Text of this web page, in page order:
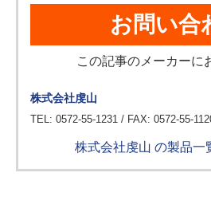
お問い合
この記事のメーカーに
株式会社虔山
TEL: 0572-55-1231 / FAX: 0572-55-
株式会社虔山 の製品一